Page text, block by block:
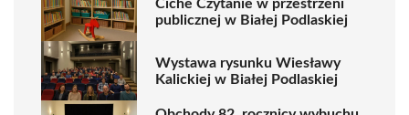
Ciche Czytanie w przestrzeni
publicznej w Białej Podlaskiej
Wystawa rysunku Wiesławy
Kalickiej w Białej Podlaskiej